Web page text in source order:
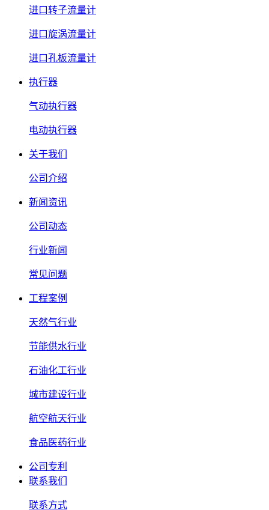
进口转子流量计
进口旋涡流量计
进口孔板流量计
执行器
气动执行器
电动执行器
关于我们
公司介绍
新闻资讯
公司动态
行业新闻
常见问题
工程案例
天然气行业
节能供水行业
石油化工行业
城市建设行业
航空航天行业
食品医药行业
公司专利
联系我们
联系方式